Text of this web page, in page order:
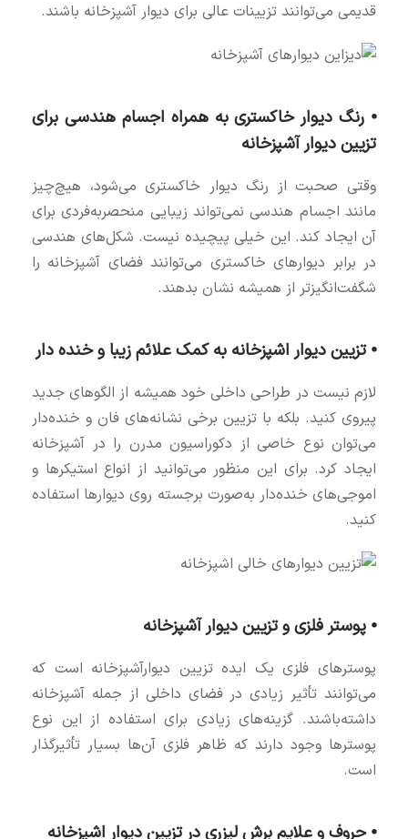
قدیمی می‌توانند تزیینات عالی برای دیوار آشپزخانه باشند.
⦁ رنگ دیوار خاکستری به همراه اجسام هندسی برای
تزیین دیوار آشپزخانه
وقتی صحبت از رنگ دیوار خاکستری می‌شود، هیچ‌چیز
مانند اجسام هندسی نمی‌تواند زیبایی منحصربه‌فردی برای
آن ایجاد کند. این خیلی پیچیده نیست. شکل‌های هندسی
در برابر دیوارهای خاکستری می‌توانند فضای آشپزخانه را
شگفت‌انگیزتر از همیشه نشان بدهند.
⦁ تزیین دیوار اشپزخانه به کمک علائم زیبا و خنده دار
لازم نیست در طراحی داخلی خود همیشه از الگوهای جدید
پیروی کنید. بلکه با تزیین برخی نشانه‌های فان و خنده‌دار
می‌توان نوع خاصی از دکوراسیون مدرن را در آشپزخانه
ایجاد کرد. برای این منظور می‌توانید از انواع استیکرها و
اموجی‌های خنده‌دار به‌صورت برجسته روی دیوارها استفاده
کنید.
⦁ پوستر فلزی و تزیین دیوار آشپزخانه
پوسترهای فلزی یک ایده تزیین دیوارآشپزخانه است که
می‌توانند تأثیر زیادی در فضای داخلی از جمله آشپزخانه
داشته‌باشند. گزینه‌های زیادی برای استفاده از این نوع
پوسترها وجود دارند که ظاهر فلزی آن‌ها بسیار تأثیرگذار
است.
⦁ حروف و علایم برش لیزری در تزیین دیوار اشپزخانه